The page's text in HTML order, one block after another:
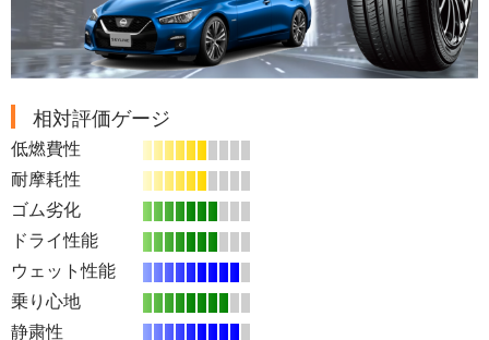
相対評価ゲージ
低燃費性
耐摩耗性
ゴム劣化
ドライ性能
ウェット性能
乗り心地
静粛性